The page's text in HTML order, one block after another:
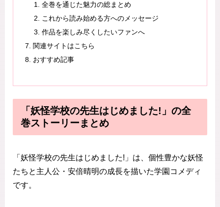
全巻を通じた魅力の総まとめ
これから読み始める方へのメッセージ
作品を楽しみ尽くしたいファンへ
関連サイトはこちら
おすすめ記事
「妖怪学校の先生はじめました!」の全
巻ストーリーまとめ
「妖怪学校の先生はじめました!」は、個性豊かな妖怪
たちと主人公・安倍晴明の成長を描いた学園コメディ
です。